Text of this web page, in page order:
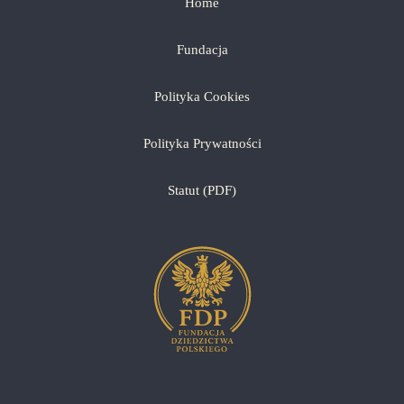
Fundacja
Polityka Cookies
Polityka Prywatności
Statut (PDF)